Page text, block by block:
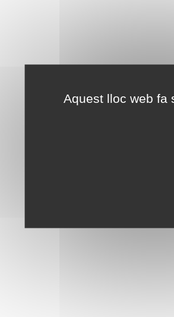
Aquest lloc web fa